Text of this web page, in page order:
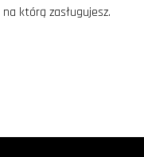
którą zasługujesz.